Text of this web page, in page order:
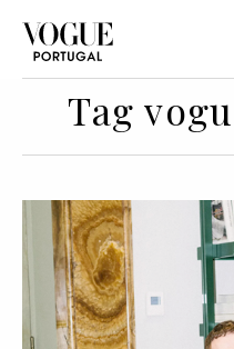
Tag